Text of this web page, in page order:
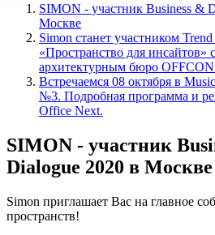
SIMON - участник Business &
Москве
Simon станет участником
«Пространство для инсайтов»
архитектурным бюро
Встречаемся 08 октября в
№3. Подробная программа и
Office Next.
SIMON - участник
Dialogue 2020 в Москве
Simon приглашает Вас на главное
пространств!